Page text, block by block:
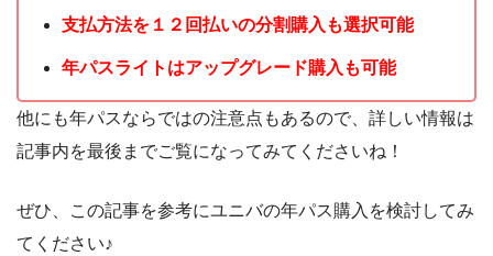
支払方法を１２回払いの分割購入も選択可能
年パスライトはアップグレード購入も可能
他にも年パスならではの注意点もあるので、詳しい情報は
記事内を最後までご覧になってみてくださいね！
ぜひ、この記事を参考にユニバの年パス購入を検討してみ
てください♪